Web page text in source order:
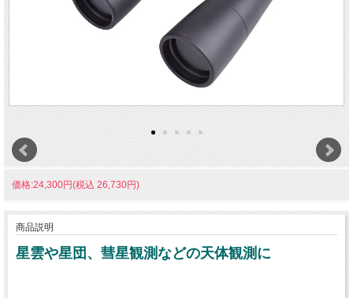
価格:24,300円(税込 26,730円)
商品説明
星雲や星団、彗星観測などの天体観測に